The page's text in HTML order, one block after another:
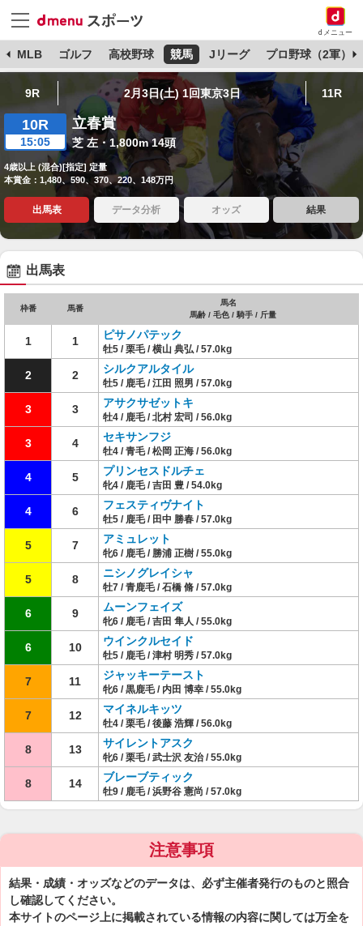
dメニュー
MLB ゴルフ 高校野球 競馬 Jリーグ プロ野球（2軍）
9R 2月3日(土) 1回東京3日 11R
10R
15:05
立春賞
芝 左・1,800m 14頭
4歳以上 (混合)[指定] 定量
本賞金：1,480、590、370、220、148万円
出馬表 データ分析 オッズ 結果
出馬表
枠番 馬番
馬名
馬齢 / 毛色 / 騎手 / 斤量
1 1 ピサノパテック
牡5 / 栗毛 / 横山 典弘 / 57.0kg
2 2 シルクアルタイル
牡5 / 鹿毛 / 江田 照男 / 57.0kg
3 3 アサクサゼットキ
牡4 / 鹿毛 / 北村 宏司 / 56.0kg
3 4 セキサンフジ
牡4 / 青毛 / 松岡 正海 / 56.0kg
4 5 プリンセスドルチェ
牝4 / 鹿毛 / 吉田 豊 / 54.0kg
4 6 フェスティヴナイト
牡5 / 鹿毛 / 田中 勝春 / 57.0kg
5 7 アミュレット
牝6 / 鹿毛 / 勝浦 正樹 / 55.0kg
5 8 ニシノグレイシャ
牡7 / 青鹿毛 / 石橋 脩 / 57.0kg
6 9 ムーンフェイズ
牝6 / 鹿毛 / 吉田 隼人 / 55.0kg
6 10 ウインクルセイド
牡5 / 鹿毛 / 津村 明秀 / 57.0kg
7 11 ジャッキーテースト
牝6 / 黒鹿毛 / 内田 博幸 / 55.0kg
7 12 マイネルキッツ
牡4 / 栗毛 / 後藤 浩輝 / 56.0kg
8 13 サイレントアスク
牝6 / 栗毛 / 武士沢 友治 / 55.0kg
8 14 ブレーブティック
牡9 / 鹿毛 / 浜野谷 憲尚 / 57.0kg
注意事項
結果・成績・オッズなどのデータは、必ず主催者発行のものと照合
し確認してください。
本サイトのページ上に掲載されている情報の内容に関しては万全を